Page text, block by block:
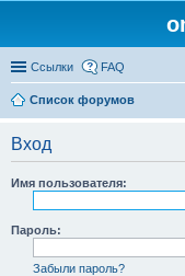
Ссылки FAQ
Список форумов
Вход
Имя пользователя:
Пароль:
Забыли пароль?